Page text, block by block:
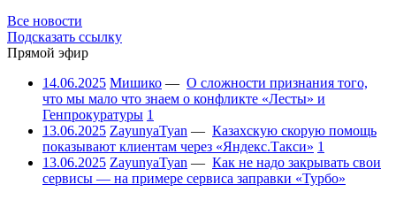
Все новости
Подсказать ссылку
Прямой эфир
14.06.2025 Мишико — О сложности признания того,
что мы мало что знаем о конфликте «Лесты» и
Генпрокуратуры 1
13.06.2025 ZayunyaTyan — Казахскую скорую помощь
показывают клиентам через «Яндекс.Такси» 1
13.06.2025 ZayunyaTyan — Как не надо закрывать свои
сервисы — на примере сервиса заправки «Турбо»